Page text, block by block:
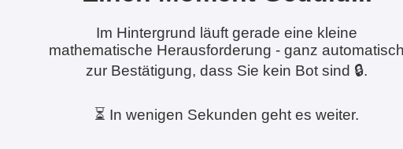
Im Hintergrund läuft gerade eine kleine
mathematische Herausforderung - ganz
zur Bestätigung, dass Sie kein Bot sind 🔒.
⏳ In wenigen Sekunden geht es weiter.